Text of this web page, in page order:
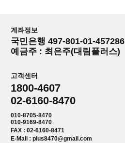
계좌정보
국민은행 497-801-01-457286
예금주 : 최은주(대림플러스)
고객센터
1800-4607
02-6160-8470
010-8705-8470
010-9169-8470
FAX : 02-6160-8471
E-Mail : plus8470@gmail.com